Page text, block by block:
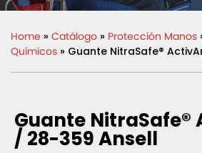
Home » Catálogo » Protección Manos
Químicos » Guante NitraSafe®
Guante NitraSafe®
/ 28-359 Ansell